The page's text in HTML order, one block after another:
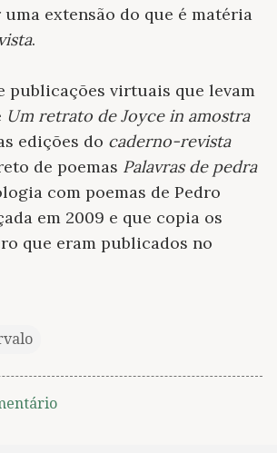
extensão do que é matéria
.
publicações virtuais que levam
Um retrato de Joyce in amostra
edições do caderno-revista
de poemas Palavras de pedra
com poemas de Pedro
em 2009 e que copia os
que eram publicados no